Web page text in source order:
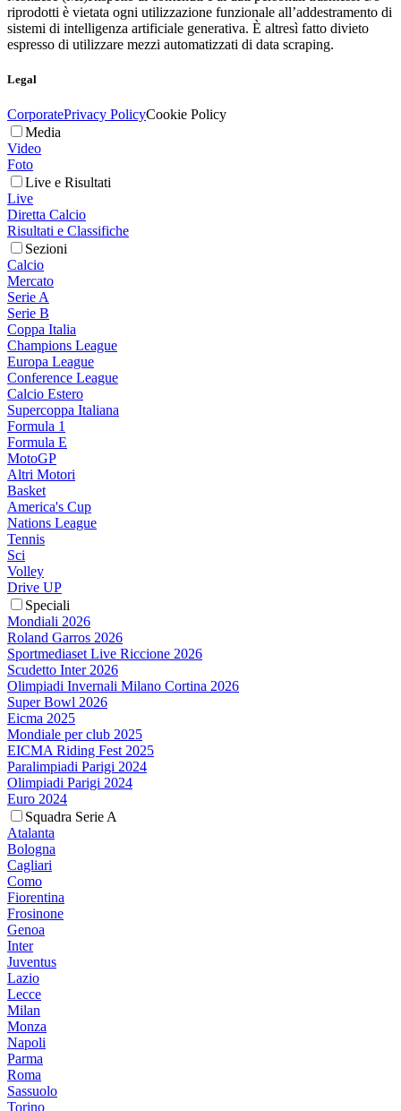
riprodotti è vietata ogni utilizzazione funzionale all’addestramento di
sistemi di intelligenza artificiale generativa. È altresì fatto divieto
espresso di utilizzare mezzi automatizzati di data scraping.
Legal
CorporatePrivacy PolicyCookie Policy
Media
Video
Foto
Live e Risultati
Live
Diretta Calcio
Risultati e Classifiche
Sezioni
Calcio
Mercato
Serie A
Serie B
Coppa Italia
Champions League
Europa League
Conference League
Calcio Estero
Supercoppa Italiana
Formula 1
Formula E
MotoGP
Altri Motori
Basket
America's Cup
Nations League
Tennis
Sci
Volley
Drive UP
Speciali
Mondiali 2026
Roland Garros 2026
Sportmediaset Live Riccione 2026
Scudetto Inter 2026
Olimpiadi Invernali Milano Cortina 2026
Super Bowl 2026
Eicma 2025
Mondiale per club 2025
EICMA Riding Fest 2025
Paralimpiadi Parigi 2024
Olimpiadi Parigi 2024
Euro 2024
Squadra Serie A
Atalanta
Bologna
Cagliari
Como
Fiorentina
Frosinone
Genoa
Inter
Juventus
Lazio
Lecce
Milan
Monza
Napoli
Parma
Roma
Sassuolo
Torino